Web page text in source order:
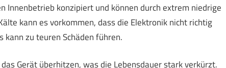
Innenbetrieb konzipiert und können durch extrem niedrige
kann es vorkommen, dass die Elektronik nicht richtig
zu teuren Schäden führen.
Gerät überhitzen, was die Lebensdauer stark verkürzt.